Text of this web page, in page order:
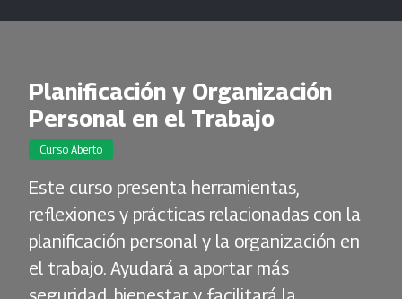
Planificación y Organización
Personal en el Trabajo
Curso Aberto
Este curso presenta herramientas,
reflexiones y prácticas relacionadas con la
planificación personal y la organización en
el trabajo. Ayudará a aportar más